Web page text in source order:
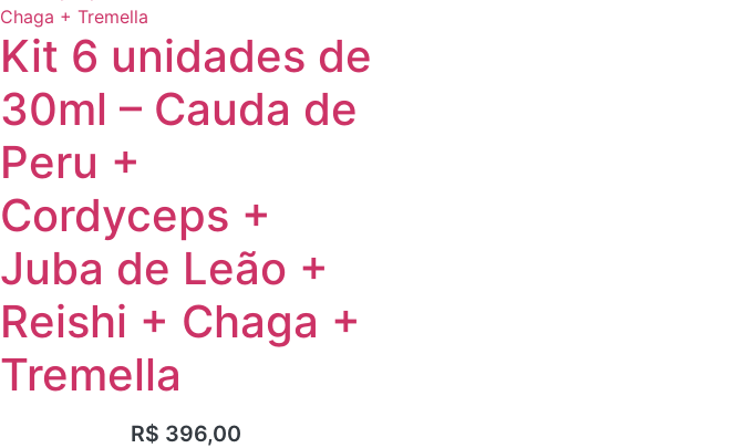
Kit 6 unidades de
30ml – Cauda de
Peru +
Cordyceps +
Juba de Leão +
Reishi + Chaga +
Tremella
R$ 396,00